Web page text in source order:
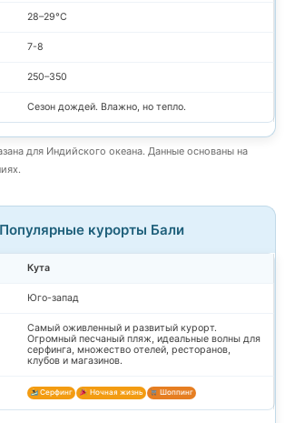
28–29°C
7-8
250–350
Сезон дождей. Влажно, но тепло.
для Индийского океана. Данные основаны на
Популярные курорты Бали
Кута
Юго-запад
Самый оживленный и развитый курорт.
Огромный песчаный пляж, идеальные волны для
серфинга, множество отелей, ресторанов,
клубов и магазинов.
Серфинг Ночная жизнь Шоппинг